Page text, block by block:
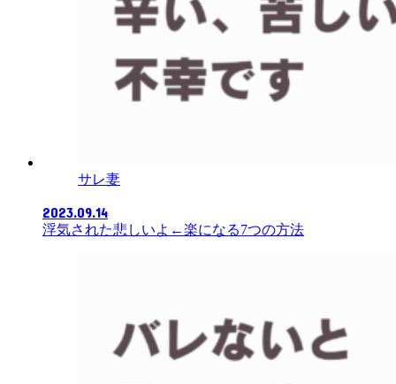
サレ妻
2023.09.14
浮気された悲しいよ←楽になる7つの方法